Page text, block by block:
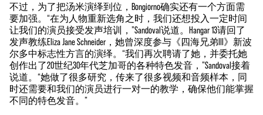
不过，为了把汤米演绎到位，Bongiorno确实还有一个方面需
要加强。“在为人物重新选角之时，我们还想投入一定时间
让我们的演员接受发声培训，”Sandoval说道。Hangar 13请回了
发声教练Eliza Jane Schneider，她曾深度参与《四海兄弟III》新波
尔多中标志性方言的演绎。“我们再次聘请了她，并委托她
创作出了20世纪30年代芝加哥的各种特色发音，”Sandoval接着
说道。“她做了很多研究，传来了很多视频和音频样本，同
时还需要和我们的演员进行一对一的教学，确保他们能掌握
不同的特色发音。”